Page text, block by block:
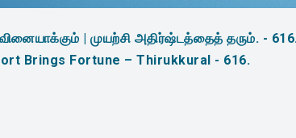
| முயற்சி அதிர்ஷ்டத்தைத் தரும். -
Brings Fortune – Thirukkural - 616.